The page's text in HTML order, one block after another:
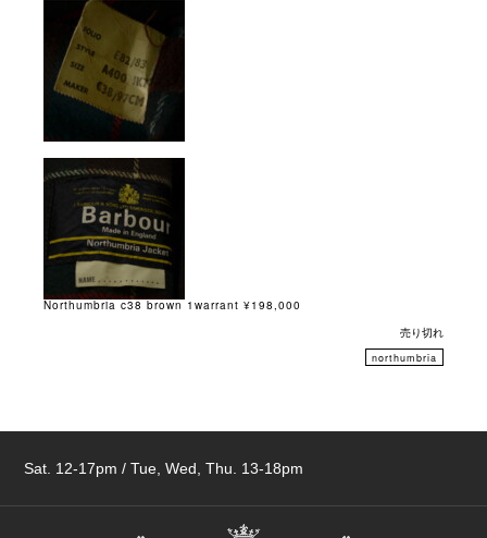
Northumbria c38 brown 1warrant ¥198,000
売り切れ
northumbria
Sat. 12-17pm / Tue, Wed, Thu. 13-18pm